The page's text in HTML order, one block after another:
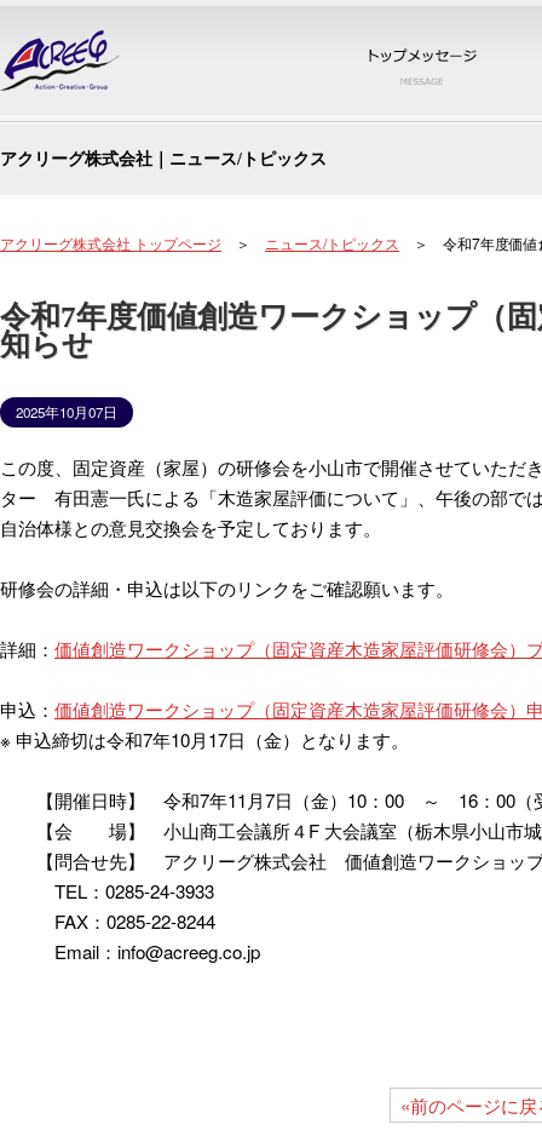
アクリーグ株式会社｜ニュース/トピックス
アクリーグ株式会社 トップページ ＞ ニュース/トピックス ＞ 令和7年度価値
令和7年度価値創造ワークショップ（
知らせ
2025年10月07日
この度、固定資産（家屋）の研修会を小山市で開催させていただ
ター 有田憲一氏による「木造家屋評価について」、午後の部で
自治体様との意見交換会を予定しております。
研修会の詳細・申込は以下のリンクをご確認願います。
詳細： 価値創造ワークショップ（固定資産木造家屋評価研修会）
申込： 価値創造ワークショップ（固定資産木造家屋評価研修会）
※ 申込締切は令和7年10月17日（金）となります。
【開催日時】 令和7年11月7日（金）10：00 ～ 16：00（
【会 場】 小山商工会議所４F 大会議室（栃木県小山市城
【問合せ先】 アクリーグ株式会社 価値創造ワークショップ
TEL：0285-24-3933
FAX：0285-22-8244
Email：info@acreeg.co.jp
«前のページに戻